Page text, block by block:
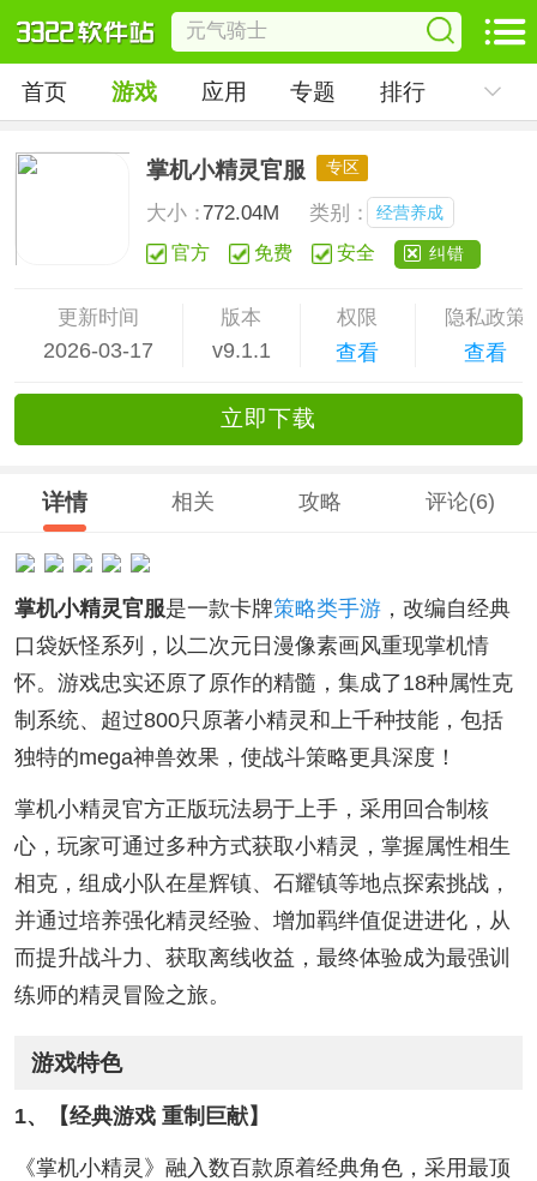
首页 游戏 应用 专题 排行
掌机小精灵官服 专区
大小：772.04M 类别： 经营养成
官方 免费 安全 纠错
更新时间
2026-03-17
版本
v9.1.1
权限
查看
隐私政策
查看
立即下载
详情 相关 攻略 评论(6)
掌机小精灵官服是一款卡牌策略类手游，改编自经典
口袋妖怪系列，以二次元日漫像素画风重现掌机情
怀。游戏忠实还原了原作的精髓，集成了18种属性克
制系统、超过800只原著小精灵和上千种技能，包括
独特的mega神兽效果，使战斗策略更具深度！
掌机小精灵官方正版玩法易于上手，采用回合制核
心，玩家可通过多种方式获取小精灵，掌握属性相生
相克，组成小队在星辉镇、石耀镇等地点探索挑战，
并通过培养强化精灵经验、增加羁绊值促进进化，从
而提升战斗力、获取离线收益，最终体验成为最强训
练师的精灵冒险之旅。
游戏特色
1、【经典游戏 重制巨献】
《掌机小精灵》融入数百款原着经典角色，采用最顶